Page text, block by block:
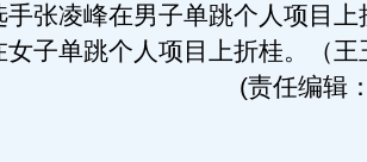
手张凌峰在男子单跳个人项目上
女子单跳个人项目上折桂。（王
(责任编辑